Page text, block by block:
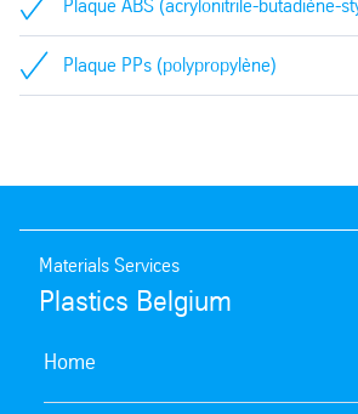
Plaque ABS (acrylonitrile-butadiène-
Plaque PPs (polypropylène)
Materials Services
Plastics Belgium
Home